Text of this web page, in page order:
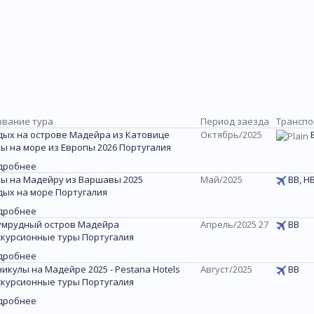
тура Период заезда
на острове Мадейра из Катовице
на море из Европы 2026 Португалия
Октябрь/2025
на Мадейру из Варшавы 2025
на море Португалия
Май/2025 ВВ,
остров Мадейра
туры Португалия
Апрель/2025 27 ВВ
на Мадейре 2025 - Pestana Hotels
туры Португалия
Август/2025 ВВ